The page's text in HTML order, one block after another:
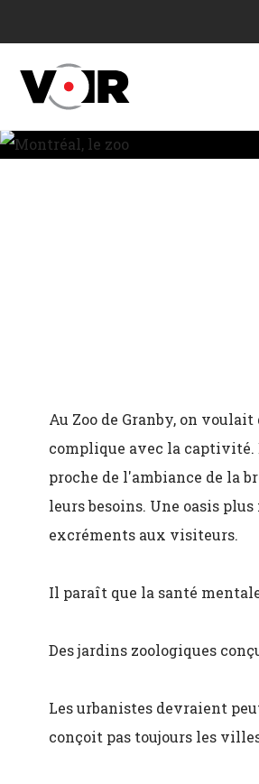
Au Zoo de Granby, on
complique avec la captivité.
proche de l'ambiance de la
leurs besoins. Une oasis
excréments aux visiteurs.
Il paraît que la santé
Des jardins zoologiques
Les urbanistes devraient
conçoit pas toujours les